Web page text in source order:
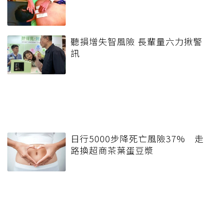
聽損增失智風險 長輩量六力揪警
訊
日行5000步降死亡風險37% 走
路換超商茶葉蛋豆漿